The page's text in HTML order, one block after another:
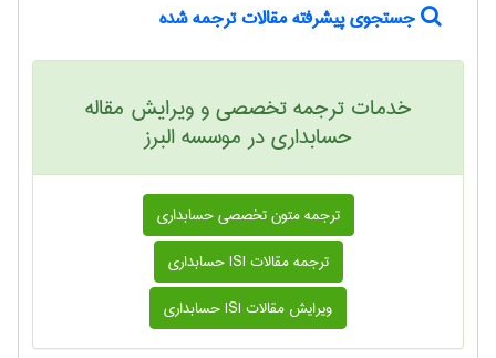
جستجوی پیشرفته مقالات ترجمه شده
خدمات ترجمه تخصصی و ویرایش مقاله
حسابداری در موسسه البرز
ترجمه متون تخصصی حسابداری
ترجمه مقالات ISI حسابداری
ویرایش مقالات ISI حسابداری